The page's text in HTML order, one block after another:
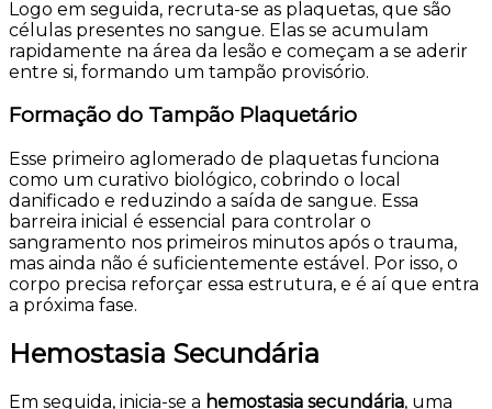
Logo em seguida, recruta-se as plaquetas, que são
células presentes no sangue. Elas se acumulam
rapidamente na área da lesão e começam a se aderir
entre si, formando um tampão provisório.
Formação do Tampão Plaquetário
Esse primeiro aglomerado de plaquetas funciona
como um curativo biológico, cobrindo o local
danificado e reduzindo a saída de sangue. Essa
barreira inicial é essencial para controlar o
sangramento nos primeiros minutos após o trauma,
mas ainda não é suficientemente estável. Por isso, o
corpo precisa reforçar essa estrutura, e é aí que entra
a próxima fase.
Hemostasia Secundária
Em seguida, inicia-se a hemostasia secundária, uma